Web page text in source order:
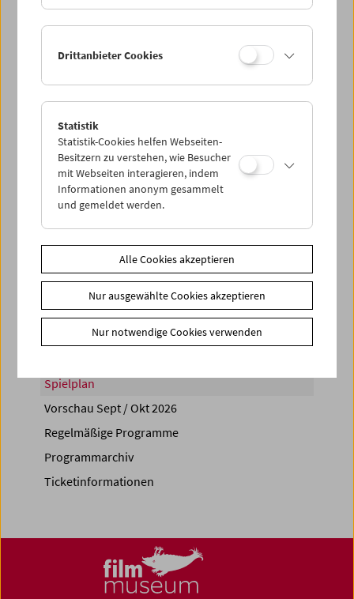
Sa 22.8.
PROGRAMM ÜBERBLICK
Share on
Spielplan
Vorschau Sept / Okt 2026
Regelmäßige Programme
Programmarchiv
Ticketinformationen
Drittanbieter Cookies
Statistik
Statistik-Cookies helfen Webseiten-
Besitzern zu verstehen, wie Besucher
mit Webseiten interagieren, indem
Informationen anonym gesammelt
und gemeldet werden.
Alle Cookies akzeptieren
Nur ausgewählte Cookies akzeptieren
Nur notwendige Cookies verwenden